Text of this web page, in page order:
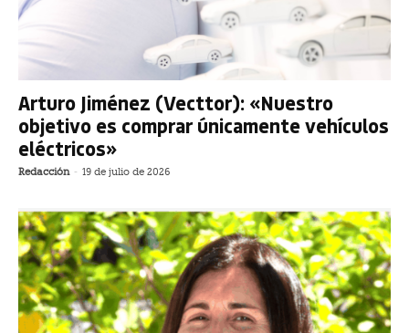
Arturo Jiménez (Vecttor): «Nuestro
objetivo es comprar únicamente vehículos
eléctricos»
Redacción - 19 de julio de 2026